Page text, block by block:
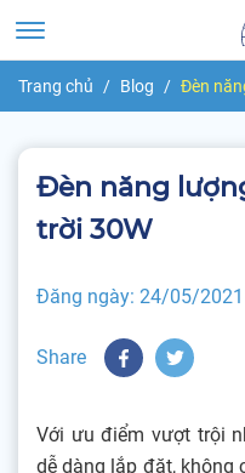
Trang chủ Blog Đèn
Đèn năng
trời 30W
Đăng ngày: 24/05/2021
Share
Với ưu điểm vượt trội
dễ dàng lắp đặt, không